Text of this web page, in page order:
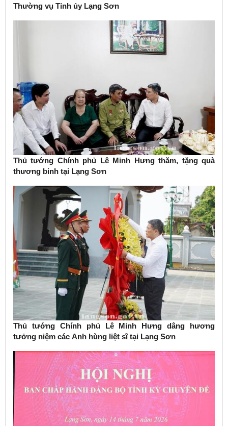
Thường vụ Tỉnh ủy Lạng Sơn
Thủ tướng Chính phủ Lê Minh Hưng thăm, tặng quà
thương binh tại Lạng Sơn
Thủ tướng Chính phủ Lê Minh Hưng dâng hương
tưởng niệm các Anh hùng liệt sĩ tại Lạng Sơn